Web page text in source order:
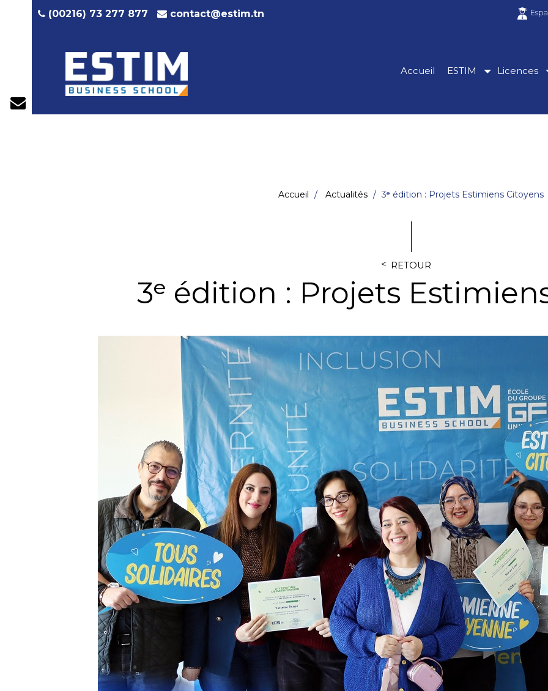
(00216) 73 277 877 contact@estim.tn
Accueil ESTIM Licences
Accueil Actualités 3ᵉ édition : Projets Estimiens Citoyens
RETOUR
3ᵉ édition : Projets